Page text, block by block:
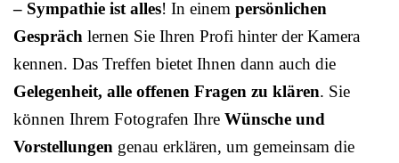
– Sympathie ist alles! In einem persönlichen
Gespräch lernen Sie Ihren Profi hinter der Kamera
kennen. Das Treffen bietet Ihnen dann auch die
Gelegenheit, alle offenen Fragen zu klären. Sie
können Ihrem Fotografen Ihre Wünsche und
Vorstellungen genau erklären, um gemeinsam die